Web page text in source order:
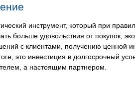
инструмент, который при
больше удовольствия от покупок,
с клиентами, получению ценной
это инвестиция в долгосрочный
а настоящим партнером.